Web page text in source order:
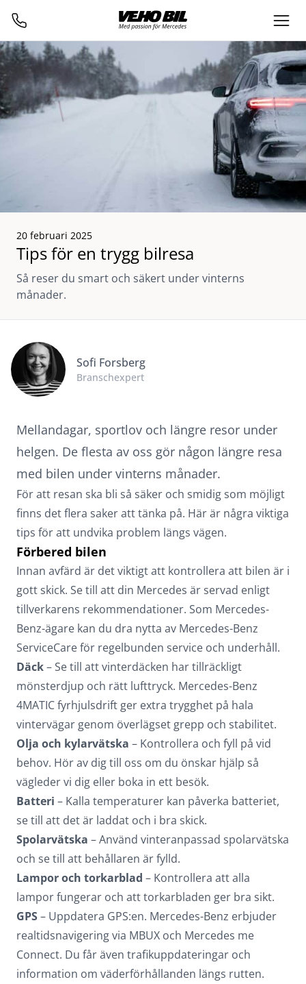
20 februari 2025
Tips för en trygg bilresa
Så reser du smart och säkert under vinterns
månader.
Sofi Forsberg
Branschexpert
Mellandagar, sportlov och längre resor under
helgen. De flesta av oss gör någon längre resa
med bilen under vinterns månader.
För att resan ska bli så säker och smidig som möjligt
finns det flera saker att tänka på. Här är några viktiga
tips för att undvika problem längs vägen.
Förbered bilen
Innan avfärd är det viktigt att kontrollera att bilen är i
gott skick. Se till att din Mercedes är servad enligt
tillverkarens rekommendationer. Som Mercedes-
Benz-ägare kan du dra nytta av Mercedes-Benz
ServiceCareför regelbunden service och underhåll.
Däck– Se till att vinterdäcken har tillräckligt
mönsterdjup och rätt lufttryck. Mercedes-Benz
4MATIC fyrhjulsdrift ger extra trygghet på hala
vintervägar genom överlägset grepp och stabilitet.
Olja och kylarvätska – Kontrollera och fyll på vid
behov. Hör av dig till oss om du önskar hjälp så
vägleder vi dig eller boka in ett besök.
Batteri – Kalla temperaturer kan påverka batteriet,
se till att det är laddat och i bra skick.
Spolarvätska – Använd vinteranpassad spolarvätska
och se till att behållaren är fylld.
Lampor och torkarblad – Kontrollera att alla
lampor fungerar och att torkarbladen ger bra sikt.
GPS– Uppdatera GPS:en. Mercedes-Benz erbjuder
realtidsnavigering via MBUX och Mercedes me
Connect. Du får även trafikuppdateringar och
information om väderförhållanden längs rutten.